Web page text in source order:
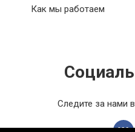
Как мы работаем
Следите за нами